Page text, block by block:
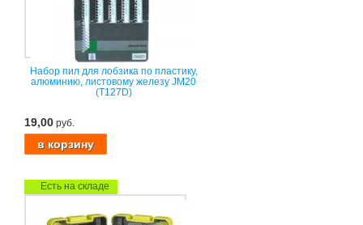
Набор пил для лобзика по пластику,
алюминию, листовому железу JM20
(T127D)
19,00 руб.
Есть на складе